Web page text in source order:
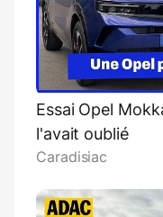
Essai Opel
l'avait oublié
Caradisiac